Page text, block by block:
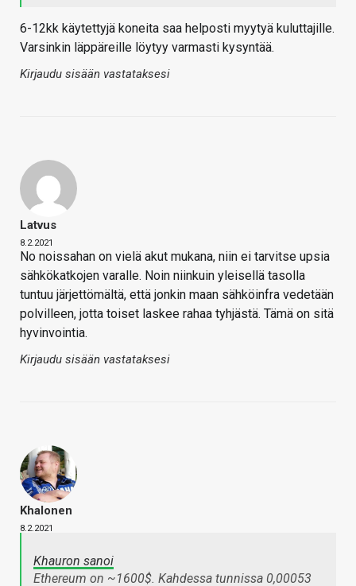
6-12kk käytettyjä koneita saa helposti myytyä kuluttajille.
Varsinkin läppäreille löytyy varmasti kysyntää.
Kirjaudu sisään vastataksesi
Latvus
8.2.2021
No noissahan on vielä akut mukana, niin ei tarvitse upsia
sähkökatkojen varalle. Noin niinkuin yleisellä tasolla
tuntuu järjettömältä, että jonkin maan sähköinfra vedetään
polvilleen, jotta toiset laskee rahaa tyhjästä. Tämä on sitä
hyvinvointia.
Kirjaudu sisään vastataksesi
Khalonen
8.2.2021
Khauron sanoi
Ethereum on ~1600$. Kahdessa tunnissa 0,00053